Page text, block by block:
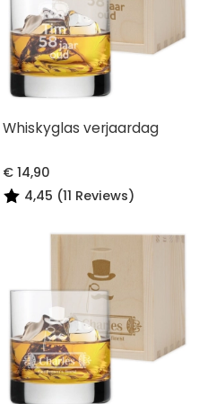
Whiskyglas verjaardag
€ 14,90
4,45 (11 Reviews)